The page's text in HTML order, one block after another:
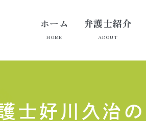
ホーム
HOME
弁護士紹介
ABOUT
士好川久治